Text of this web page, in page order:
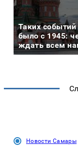
Таких событий
было с 1945:
ждать всем
Новости Самары